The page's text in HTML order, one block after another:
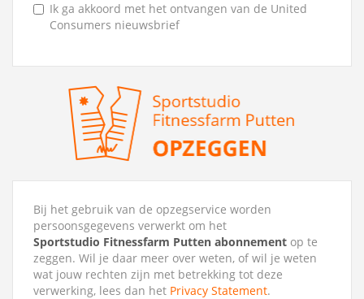
Ik ga akkoord met het ontvangen van de United
Consumers nieuwsbrief
Bij het gebruik van de opzegservice worden
persoonsgegevens verwerkt om het
Sportstudio Fitnessfarm Putten abonnement op te
zeggen. Wil je daar meer over weten, of wil je weten
wat jouw rechten zijn met betrekking tot deze
verwerking, lees dan het Privacy Statement.